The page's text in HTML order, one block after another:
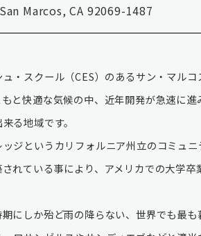
Marcos, CA 92069-1487
・スクール（CES）のあるサン・マル
と快適な気候の中、近年開発が急速に
る地域です。
ジというカリフォルニア州立のコミュ
れている事により、アメリカでの大学
にしか殆ど雨の降らない、世界でも最